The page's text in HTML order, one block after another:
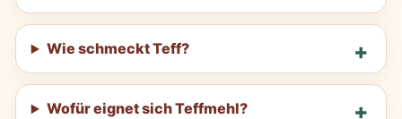
Wie schmeckt Teff?
Wofür eignet sich Teffmehl?